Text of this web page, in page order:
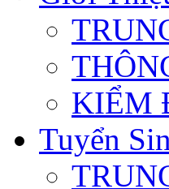
KIỂM
Tuyển